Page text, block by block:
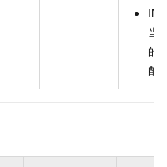
当
的
配